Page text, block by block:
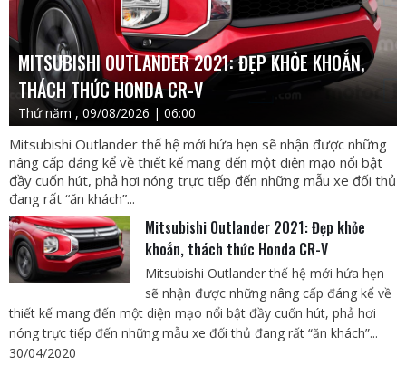
MITSUBISHI OUTLANDER 2021: ĐẸP KHỎE KHOẮN,
THÁCH THỨC HONDA CR-V
Thứ năm , 09/08/2026 | 06:00
Mitsubishi Outlander thế hệ mới hứa hẹn sẽ nhận được những
nâng cấp đáng kể về thiết kế mang đến một diện mạo nổi bật
đầy cuốn hút, phả hơi nóng trực tiếp đến những mẫu xe đối thủ
đang rất “ăn khách”...
Mitsubishi Outlander 2021: Đẹp khỏe
khoắn, thách thức Honda CR-V
Mitsubishi Outlander thế hệ mới hứa hẹn
sẽ nhận được những nâng cấp đáng kể về
thiết kế mang đến một diện mạo nổi bật đầy cuốn hút, phả hơi
nóng trực tiếp đến những mẫu xe đối thủ đang rất “ăn khách”...
30/04/2020